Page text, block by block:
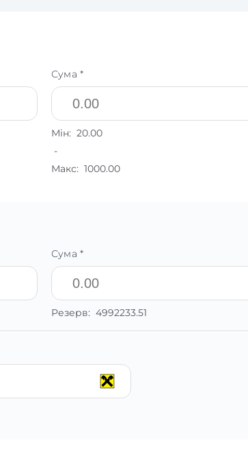
Сума *
Мін: 20.00
-
Макс: 1000.00
Сума *
Резерв: 4992233.51